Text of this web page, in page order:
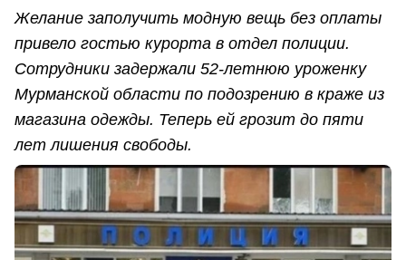
Желание заполучить модную вещь без оплаты
привело гостью курорта в отдел полиции.
Сотрудники задержали 52-летнюю уроженку
Мурманской области по подозрению в краже из
магазина одежды. Теперь ей грозит до пяти
лет лишения свободы.